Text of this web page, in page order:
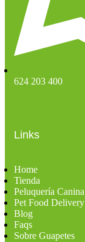
624 203 400
Links
Home
Tienda
Peluquería Canina
Pet Food Delivery
Blog
Faqs
Sobre Guapetes